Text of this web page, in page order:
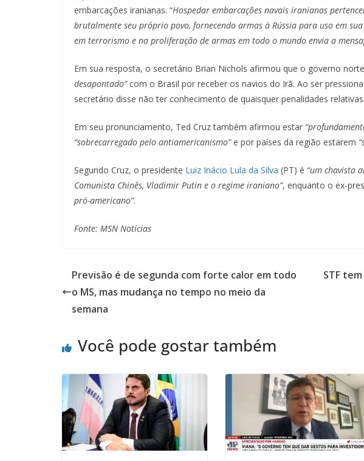
embarcações iranianas. “Hospedar embarcações navais iranianas
brutalmente seu próprio povo, fornecendo armas à Rússia para uso em
em terrorismo e na proliferação de armas em todo o mundo envia a
Em sua resposta, o secretário Brian Nichols afirmou que o governo
desapontado”com o Brasil por receber os navios do Irã. Ao ser
secretário disse não ter conhecimento de quaisquer penalidades
Em seu pronunciamento, Ted Cruz também afirmou estar
“sobrecarregado pelo antiamericanismo”e por países da região estarem
Segundo Cruz, o presidente Luiz Inácio Lula da Silva (PT) é “um chavista
Comunista Chinês, Vladimir Putin e o regime iraniano”, enquanto o ex-
pró-americano”.
Fonte: MSN Notícias
Previsão é de segunda com forte calor em todo
o MS, mas mudança no tempo no meio da
semana
STF
Você pode gostar também